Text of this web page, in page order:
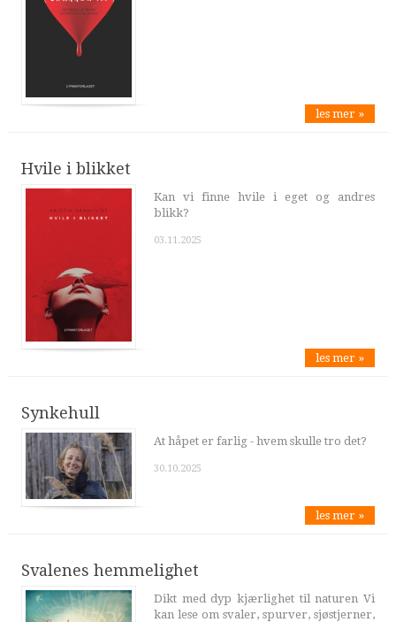
les mer »
Hvile i blikket
Kan vi finne hvile i eget og andres
blikk?
03.11.2025
les mer »
Synkehull
At håpet er farlig - hvem skulle tro det?
30.10.2025
les mer »
Svalenes hemmelighet
Dikt med dyp kjærlighet til naturen Vi
kan lese om svaler, spurver, sjøstjerner,